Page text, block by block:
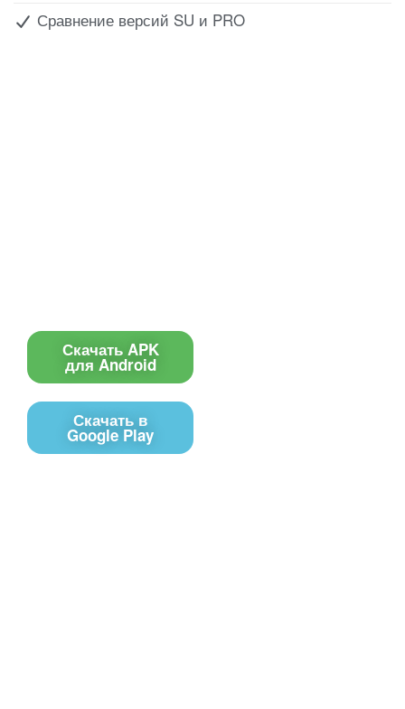
Сравнение версий SU и PRO
Скачать APK
для Android
Скачать в
Google Play